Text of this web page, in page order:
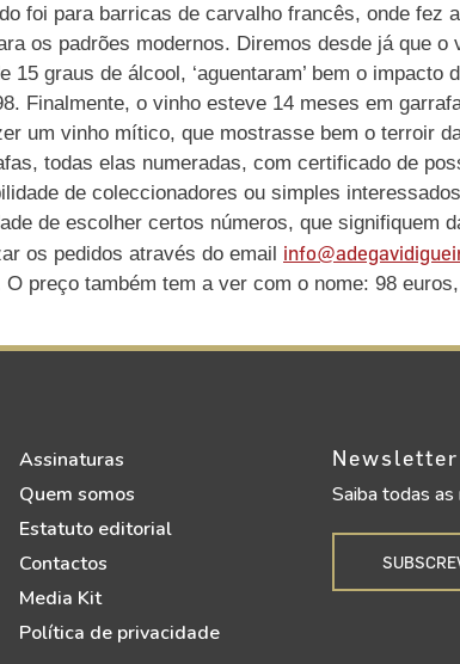
foi para barricas de carvalho francês, onde fez
os padrões modernos. Diremos desde já que o
graus de álcool, ‘aguentaram’ bem o impacto
Finalmente, o vinho esteve 14 meses em
um vinho mítico, que mostrasse bem o terroir
todas elas numeradas, com certificado de
de coleccionadores ou simples
de escolher certos números, que signifiquem
os pedidos através do email
preço também tem a ver com o nome: 98
Assinaturas
Quem somos
Estatuto editorial
Contactos
Media Kit
Política de privacidade
Newsletter
Saiba todas